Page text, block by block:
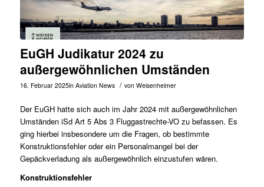
EuGH Judikatur 2024 zu
außergewöhnlichen Umständen
16. Februar 2025in Aviation News / von Weisenheimer
Der EuGH hatte sich auch im Jahr 2024 mit außergewöhnlichen
Umständen iSd Art 5 Abs 3 Fluggastrechte-VO zu befassen. Es
ging hierbei insbesondere um die Fragen, ob bestimmte
Konstruktionsfehler oder ein Personalmangel bei der
Gepäckverladung als außergewöhnlich einzustufen wären.
Konstruktionsfehler